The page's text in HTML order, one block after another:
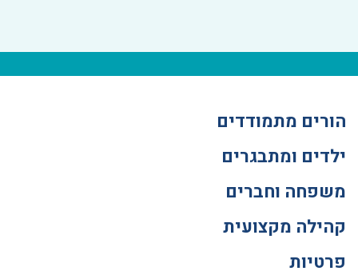
הורים מתמודדים
ילדים ומתבגרים
משפחה וחברים
קהילה מקצועית
פרטיות